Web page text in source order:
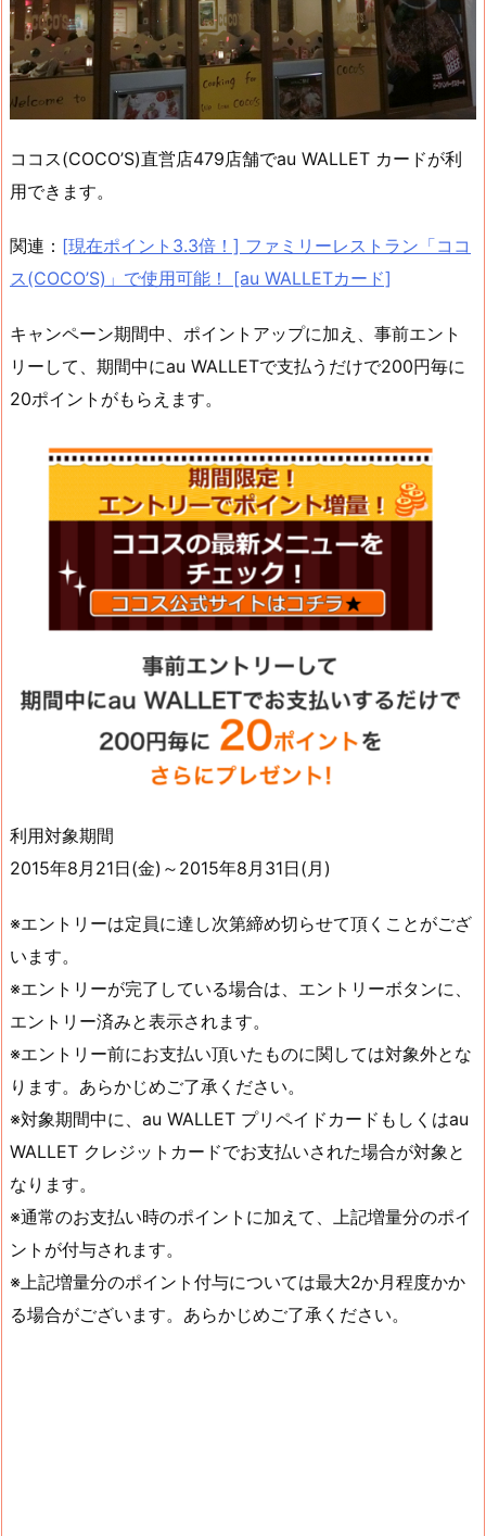
ココス(COCO’S)直営店479店舗でau WALLET カードが利
用できます。
関連： [現在ポイント3.3倍！] ファミリーレストラン「ココ
ス(COCO’S)」で使用可能！ [au WALLETカード]
キャンペーン期間中、ポイントアップに加え、事前エント
リーして、期間中にau WALLETで支払うだけで200円毎に
20ポイントがもらえます。
利用対象期間
2015年8月21日(金)～2015年8月31日(月)
※エントリーは定員に達し次第締め切らせて頂くことがござ
います。
※エントリーが完了している場合は、エントリーボタンに、
エントリー済みと表示されます。
※エントリー前にお支払い頂いたものに関しては対象外とな
ります。あらかじめご了承ください。
※対象期間中に、au WALLET プリペイドカードもしくはau
WALLET クレジットカードでお支払いされた場合が対象と
なります。
※通常のお支払い時のポイントに加えて、上記増量分のポイ
ントが付与されます。
※上記増量分のポイント付与については最大2か月程度かか
る場合がございます。あらかじめご了承ください。